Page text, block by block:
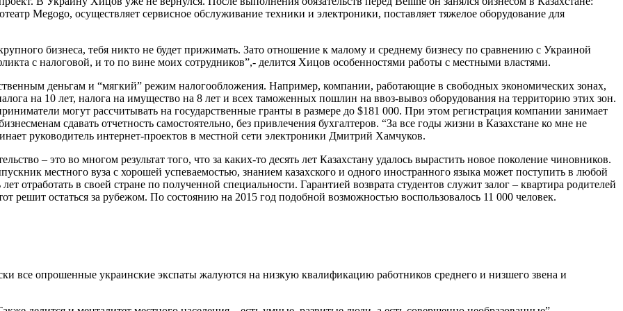
Megogo, осуществляет сервисное обслуживание техники и электроники, поставляет тяжелое оборудование для
бизнеса, тебя никто не будет прижимать. Зато отношение к малому и среднему бизнесу по сравнению с Украиной
с налоговой, и то по вине моих сотрудников”,- делится Хицов особенностями работы с местными властями.
деньгам и “мягкий” режим налогообложения. Например, компании, работающие в свободных экономических зонах,
на 10 лет, налога на имущество на 8 лет и всех таможенных пошлин на ввоз-вывоз оборудования на территорию этих зон.
могут рассчитывать на государственные гранты в размере до $181 000. При этом регистрация компании занимает
сдавать отчетность самостоятельно, без привлечения бухгалтеров. “За все годы жизни в Казахстане ко мне не
руководитель интернет-проектов в местной сети электроники Дмитрий Хамчуков.
– это во многом результат того, что за каких-то десять лет Казахстану удалось вырастить новое поколение чиновников.
местного вуза с хорошей успеваемостью, знанием казахского и одного иностранного языка может поступить в любой
отработать в своей стране по полученной специальности. Гарантией возврата студентов служит залог – квартира родителей
решит остаться за рубежом. По состоянию на 2015 год подобной возможностью воспользовалось 11 000 человек.
все опрошенные украинские экспаты жалуются на низкую квалификацию работников среднего и низшего звена и